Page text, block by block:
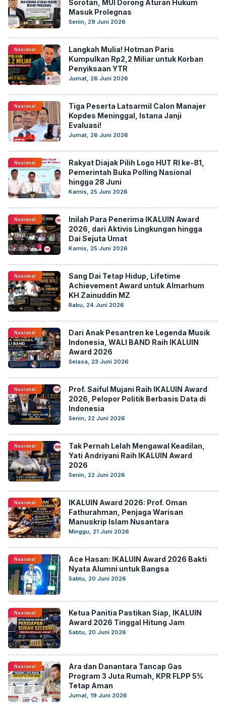
Sorotan, MUI Dorong Aturan Hukum
Masuk Prolegnas
Senin, 29 Juni 2026
Nasional
Langkah Mulia! Hotman Paris
Kumpulkan Rp2,2 Miliar untuk Korban
Penyiksaan YTR
Jumat, 26 Juni 2026
Nasional
Tiga Peserta Latsarmil Calon Manajer
Kopdes Meninggal, Istana Janji
Evaluasi!
Jumat, 26 Juni 2026
Nasional
Rakyat Diajak Pilih Logo HUT RI ke-81,
Pemerintah Buka Polling Nasional
hingga 28 Juni
Kamis, 25 Juni 2026
Nasional
Inilah Para Penerima IKALUIN Award
2026, dari Aktivis Lingkungan hingga
Dai Sejuta Umat
Kamis, 25 Juni 2026
Nasional
Sang Dai Tetap Hidup, Lifetime
Achievement Award untuk Almarhum
KH Zainuddin MZ
Rabu, 24 Juni 2026
Nasional
Dari Anak Pesantren ke Legenda Musik
Indonesia, WALI BAND Raih IKALUIN
Award 2026
Selasa, 23 Juni 2026
Nasional
Prof. Saiful Mujani Raih IKALUIN Award
2026, Pelopor Politik Berbasis Data di
Indonesia
Senin, 22 Juni 2026
Nasional
Tak Pernah Lelah Mengawal Keadilan,
Yati Andriyani Raih IKALUIN Award
2026
Senin, 22 Juni 2026
Nasional
IKALUIN Award 2026: Prof. Oman
Fathurahman, Penjaga Warisan
Manuskrip Islam Nusantara
Minggu, 21 Juni 2026
Nasional
Ace Hasan: IKALUIN Award 2026 Bakti
Nyata Alumni untuk Bangsa
Sabtu, 20 Juni 2026
Nasional
Ketua Panitia Pastikan Siap, IKALUIN
Award 2026 Tinggal Hitung Jam
Sabtu, 20 Juni 2026
Nasional
Ara dan Danantara Tancap Gas
Program 3 Juta Rumah, KPR FLPP 5%
Tetap Aman
Jumat, 19 Juni 2026